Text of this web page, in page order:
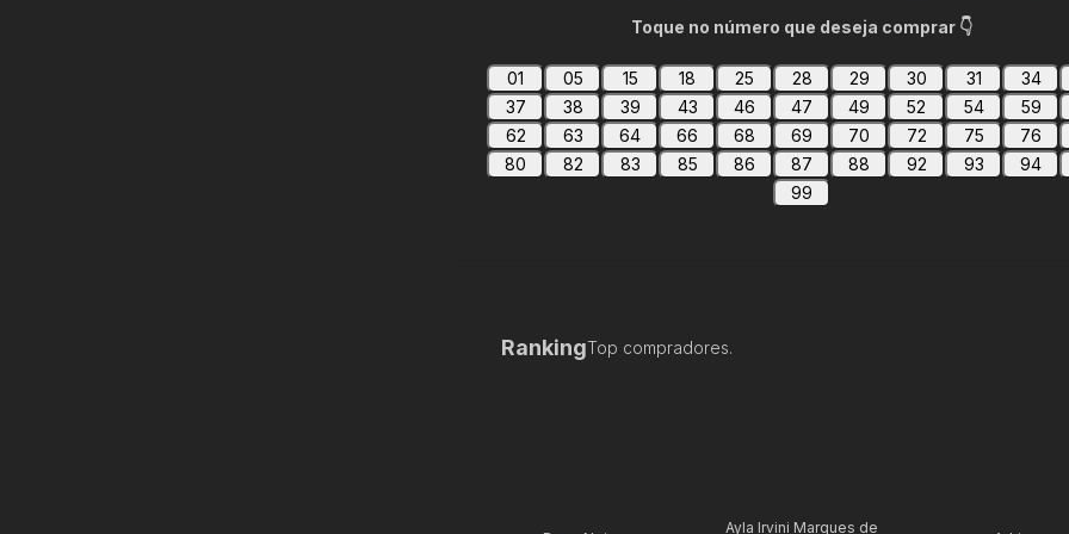
Toque no número que deseja comprar 👇
01 05 15 18 25 28 29 30 31 34
37
38 39 43 46 47 49 52 54 59
62
63 64 66 68 69 70 72 75 76
80
82 83 85 86 87 88 92 93 94
99
RankingTop compradores.
Ayla Irvini Marques de